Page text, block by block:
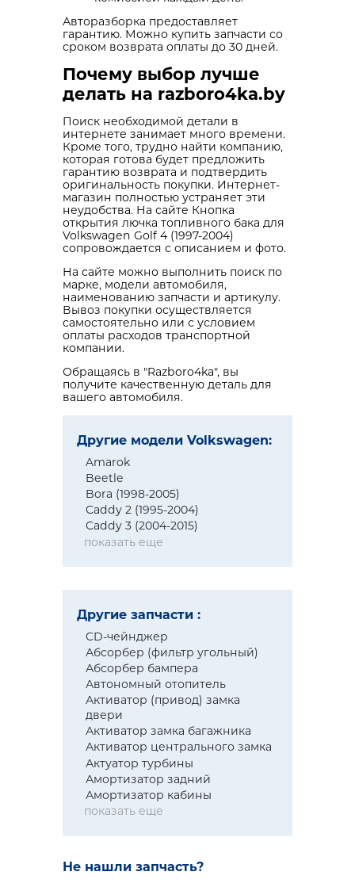
Авторазборка предоставляет
гарантию. Можно купить запчасти со
сроком возврата оплаты до 30 дней.
Почему выбор лучше
делать на razboro4ka.by
Поиск необходимой детали в
интернете занимает много времени.
Кроме того, трудно найти компанию,
которая готова будет предложить
гарантию возврата и подтвердить
оригинальность покупки. Интернет-
магазин полностью устраняет эти
неудобства. На сайте Кнопка
открытия лючка топливного бака для
Volkswagen Golf 4 (1997-2004)
сопровождается с описанием и фото.
На сайте можно выполнить поиск по
марке, модели автомобиля,
наименованию запчасти и артикулу.
Вывоз покупки осуществляется
самостоятельно или с условием
оплаты расходов транспортной
компании.
Обращаясь в "Razboro4ka", вы
получите качественную деталь для
вашего автомобиля.
Другие модели Volkswagen:
Amarok
Beetle
Bora (1998-2005)
Caddy 2 (1995-2004)
Caddy 3 (2004-2015)
показать еще
Другие запчасти :
CD-чейнджер
Абсорбер (фильтр угольный)
Абсорбер бампера
Автономный отопитель
Активатор (привод) замка
двери
Активатор замка багажника
Активатор центрального замка
Актуатор турбины
Амортизатор задний
Амортизатор кабины
показать еще
Не нашли запчасть?